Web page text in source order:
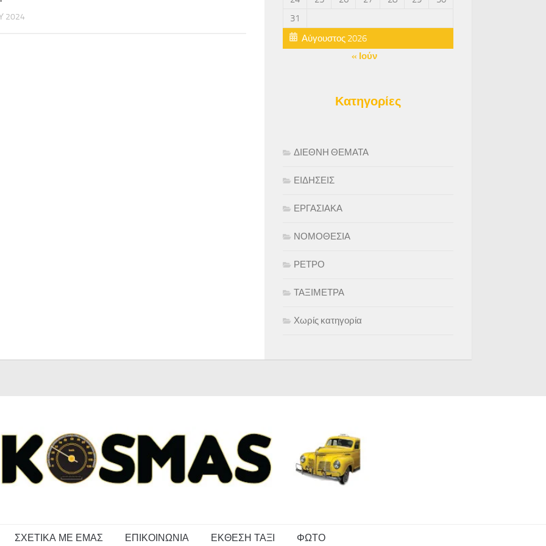
2024
Αύγουστος 2026
31
« Ιούν
Κατηγορίες
ΔΙΕΘΝΗ ΘΕΜΑΤΑ
ΕΙΔΗΣΕΙΣ
ΕΡΓΑΣΙΑΚΑ
ΝΟΜΟΘΕΣΙΑ
ΡΕΤΡΟ
ΤΑΞΙΜΕΤΡΑ
Χωρίς κατηγορία
ΣΧΕΤΙΚΑ ΜΕ ΕΜΑΣ ΕΠΙΚΟΙΝΩΝΙΑ ΕΚΘΕΣΗ ΤΑΞΙ ΦΩΤΟ